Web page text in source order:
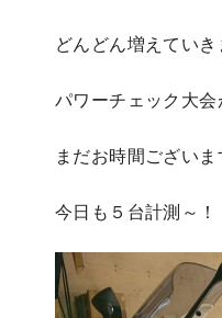
どんどん増えていき
パワーチェック大
まだお時間ござい
今日も５台計測～！